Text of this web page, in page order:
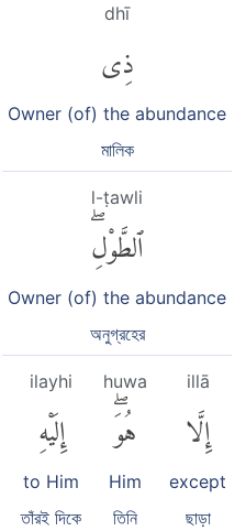
dhī
ذِى
Owner (of) the abundance
মালিক
l-ṭawli
ٱلطَّوْلِۖ
Owner (of) the abundance
অনুগ্রহের
illā
إِلَّا
except
ছাড়া
huwa
هُوَۖ
Him
তিনি
ilayhi
إِلَيْهِ
to Him
তাঁরই দিকে